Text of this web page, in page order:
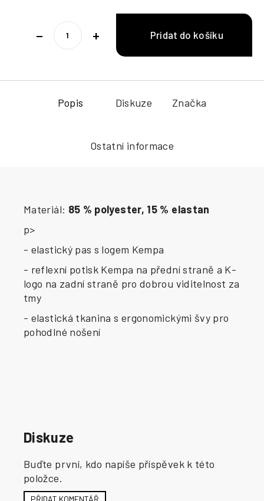
+
−
Popis Diskuze Značka
Ostatní informace
Materiál: 85 % polyester, 15 % elastan
p>
- elastický pas s logem Kempa
- reflexní potisk Kempa na přední straně a K-
logo na zadní straně pro dobrou viditelnost za
tmy
- elastická tkanina s ergonomickými švy pro
pohodlné nošení
Diskuze
Buďte první, kdo napíše příspěvek k této
položce.
PŘIDAT KOMENTÁŘ